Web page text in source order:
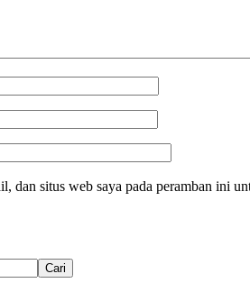
dan situs web saya pada peramban ini
Cari